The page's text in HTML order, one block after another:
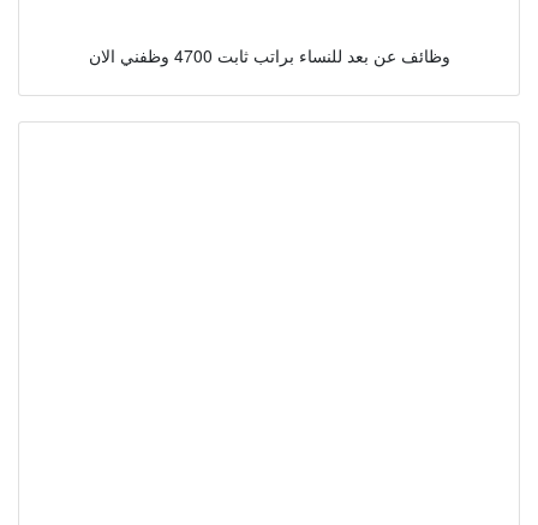
وظائف عن بعد للنساء براتب ثابت 4700 وظفني الان